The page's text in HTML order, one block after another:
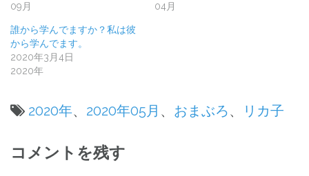
09月
04月
誰から学んでますか？私は彼
から学んでます。
2020年3月4日
2020年
2020年、 2020年05月 、 おまぶろ、 リカ子
稿
コメントを残す